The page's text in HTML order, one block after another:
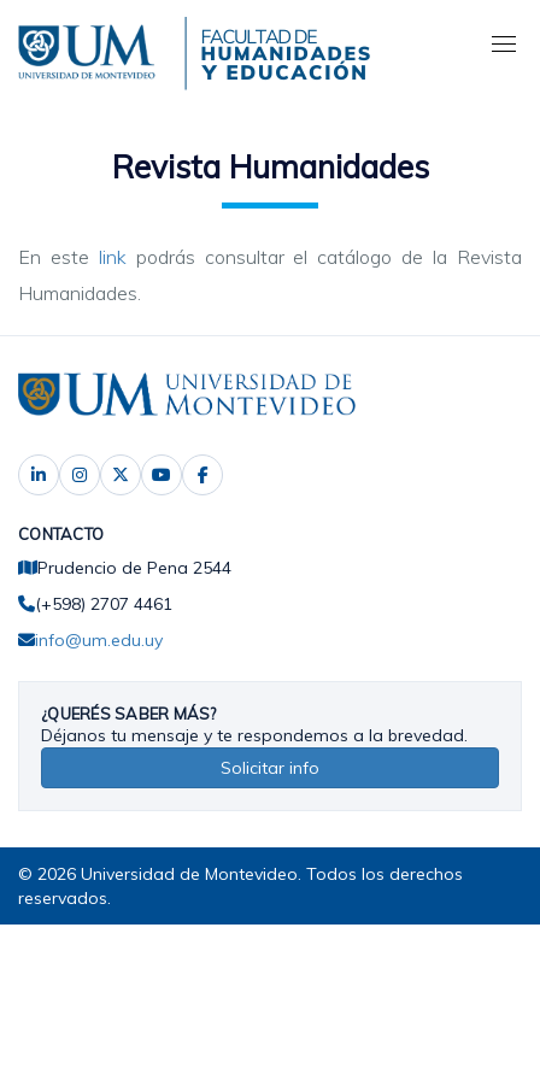
contenido
principal
Revista Humanidades
En este link podrás consultar el catálogo de la Revista
Humanidades.
CONTACTO
Prudencio de Pena 2544
(+598) 2707 4461
info@um.edu.uy
¿QUERÉS SABER MÁS?
Déjanos tu mensaje y te respondemos a la brevedad.
Solicitar info
© 2026 Universidad de Montevideo. Todos los derechos
reservados.